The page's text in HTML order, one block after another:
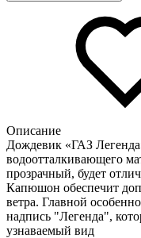
Описание
Дождевик «ГАЗ
водоотталкивающего
прозрачный, будет
Капюшон обеспечит
ветра. Главной
надпись "Легенда",
узнаваемый вид